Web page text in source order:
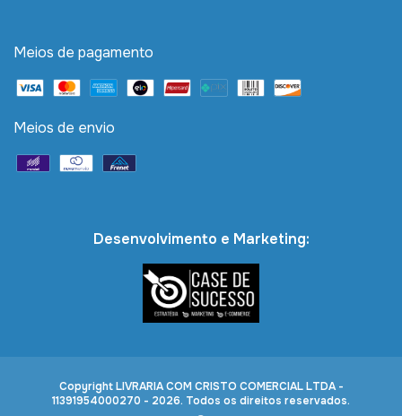
Meios de pagamento
Meios de envio
Desenvolvimento e Marketing:
Copyright LIVRARIA COM CRISTO COMERCIAL LTDA -
11391954000270 - 2026. Todos os direitos reservados.